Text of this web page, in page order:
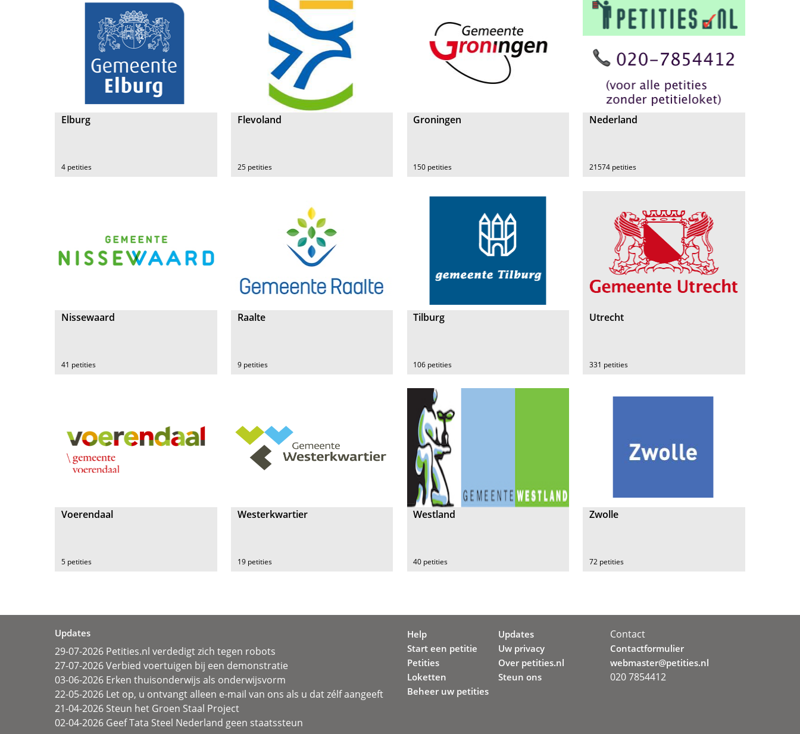
Elburg
4 petities
Flevoland
25 petities
Groningen
150 petities
Nederland
21574 petities
Nissewaard
41 petities
Raalte
9 petities
Tilburg
106 petities
Utrecht
331 petities
Voerendaal
5 petities
Westerkwartier
19 petities
Westland
40 petities
Zwolle
72 petities
Updates
29-07-2026 Petities.nl verdedigt zich tegen robots
27-07-2026 Verbied voertuigen bij een demonstratie
03-06-2026 Erken thuisonderwijs als onderwijsvorm
22-05-2026 Let op, u ontvangt alleen e-mail van ons als u dat zélf aangeeft
21-04-2026 Steun het Groen Staal Project
02-04-2026 Geef Tata Steel Nederland geen staatssteun
Help
Start een petitie
Petities
Loketten
Beheer uw petities
Updates
Uw privacy
Over petities.nl
Steun ons
Contact
Contactformulier
webmaster@petities.nl
020 7854412